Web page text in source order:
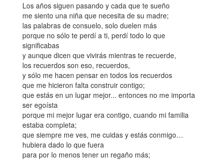
Los años siguen pasando y cada que te sueño
me siento una niña que necesita de su madre;
las palabras de consuelo, solo duelen más
porque no sólo te perdí a ti, perdí todo lo que
significabas
y aunque dicen que vivirás mientras te recuerde,
los recuerdos son eso, recuerdos,
y sólo me hacen pensar en todos los recuerdos
que me hicieron falta construir contigo;
que estás en un lugar mejor... entonces no me importa
ser egoísta
porque mi mejor lugar era contigo, cuando mi familia
estaba completa;
que siempre me ves, me cuidas y estás conmigo…
hubiera dado lo que fuera
para por lo menos tener un regaño más;